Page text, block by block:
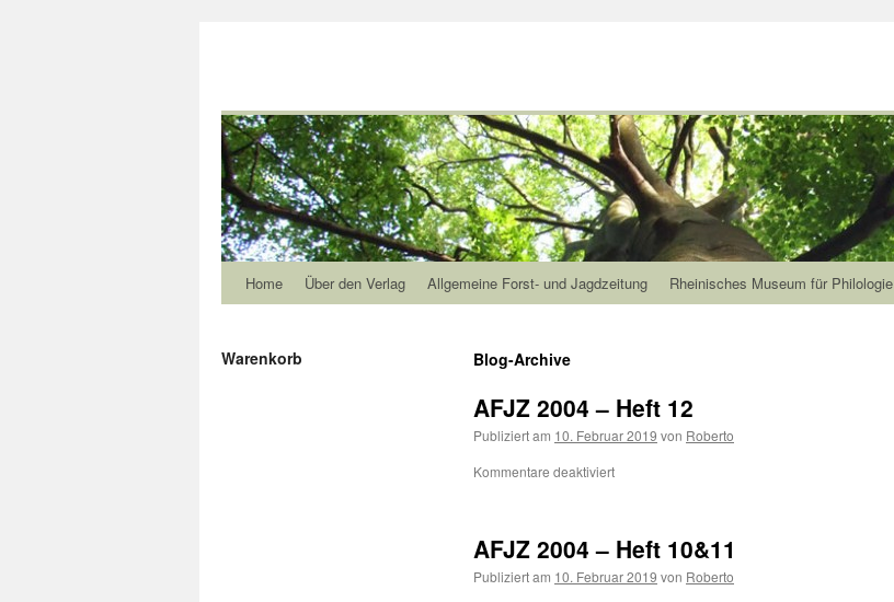
Home Über den Verlag Allgemeine Forst- und Jagdzeitung Rheinisches Museum für Philologie
Blog-Archive
AFJZ 2004 – Heft 12
Publiziert am 10. Februar 2019 von Roberto
Kommentare deaktiviert
AFJZ 2004 – Heft 10&11
Publiziert am 10. Februar 2019 von Roberto
Warenkorb